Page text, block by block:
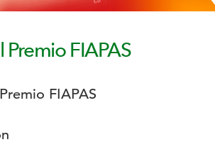
Premio FIAPAS